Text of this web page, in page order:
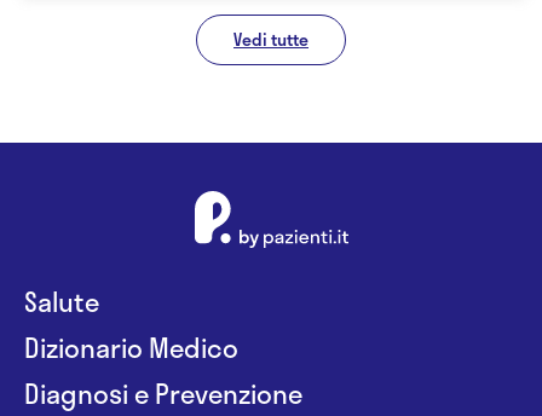
Vedi tutte
Salute
Dizionario Medico
Diagnosi e Prevenzione